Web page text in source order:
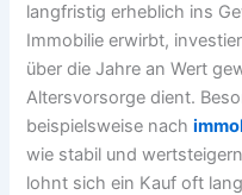
langfristig erheblich ins
Immobilie erwirbt,
über die Jahre an Wert
Altersvorsorge dient.
beispielsweise nach
wie stabil und
lohnt sich ein Kauf oft